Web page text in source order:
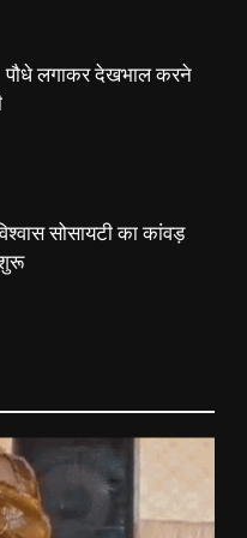
लगाकर देखभाल करने
सोसायटी का कांवड़
शुरू
सोसायटी का कांवड़
लगाकर देखभाल करने
सोसायटी का कांवड़
शुरू